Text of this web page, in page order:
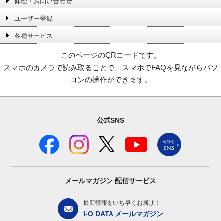
ユーザー登録
各種サービス
このページのQRコードです。
スマホのカメラで読み取ることで、スマホでFAQを見ながらパソ
コンの操作ができます。
公式SNS
メールマガジン 配信サービス
最新情報をいち早くお届け！
I-O DATA メールマガジン